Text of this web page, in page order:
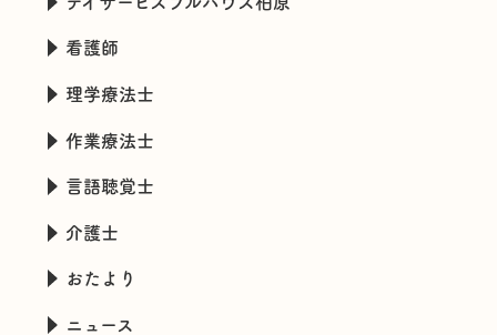
看護師
理学療法士
作業療法士
言語聴覚士
介護士
おたより
ニュース